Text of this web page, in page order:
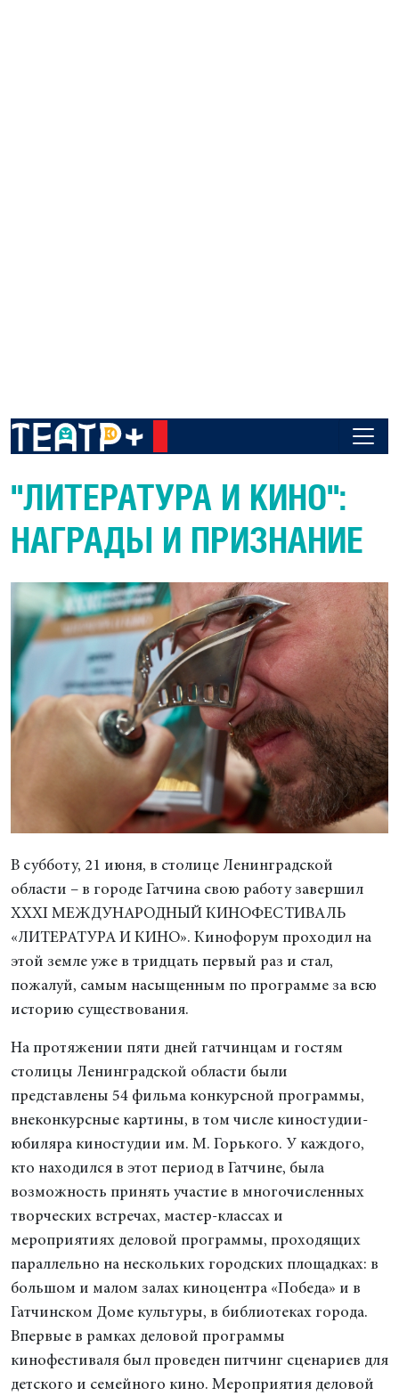
"ЛИТЕРАТУРА И КИНО":
НАГРАДЫ И ПРИЗНАНИЕ
В субботу, 21 июня, в столице Ленинградской
области – в городе Гатчина свою работу завершил
XХXI МЕЖДУНАРОДНЫЙ КИНОФЕСТИВАЛЬ
«ЛИТЕРАТУРА И КИНО». Кинофорум проходил на
этой земле уже в тридцать первый раз и стал,
пожалуй, самым насыщенным по программе за всю
историю существования.
На протяжении пяти дней гатчинцам и гостям
столицы Ленинградской области были
представлены 54 фильма конкурсной программы,
внеконкурсные картины, в том числе киностудии-
юбиляра киностудии им. М. Горького. У каждого,
кто находился в этот период в Гатчине, была
возможность принять участие в многочисленных
творческих встречах, мастер-классах и
мероприятиях деловой программы, проходящих
параллельно на нескольких городских площадках: в
большом и малом залах киноцентра «Победа» и в
Гатчинском Доме культуры, в библиотеках города.
Впервые в рамках деловой программы
кинофестиваля был проведен питчинг сценариев для
детского и семейного кино. Мероприятия деловой